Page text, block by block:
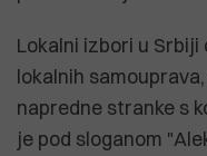
Lokalni izbori u
lokalnih
napredne stranke s
je pod sloganom